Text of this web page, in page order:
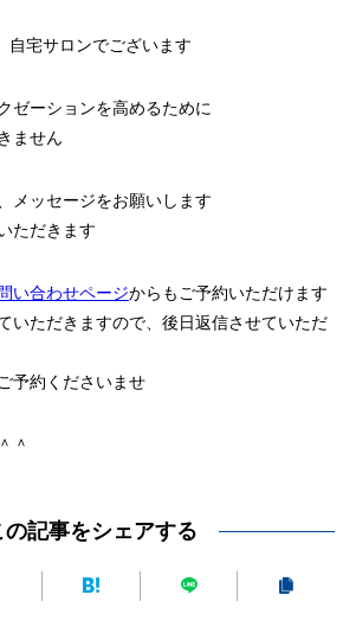
宅サロンでございます
ゼーションを高めるために
ません
メッセージをお願いします
ただきます
い合わせページからもご予約いただけます
いただきますので、後日返信させていただ
予約くださいませ
＾
の記事をシェアする